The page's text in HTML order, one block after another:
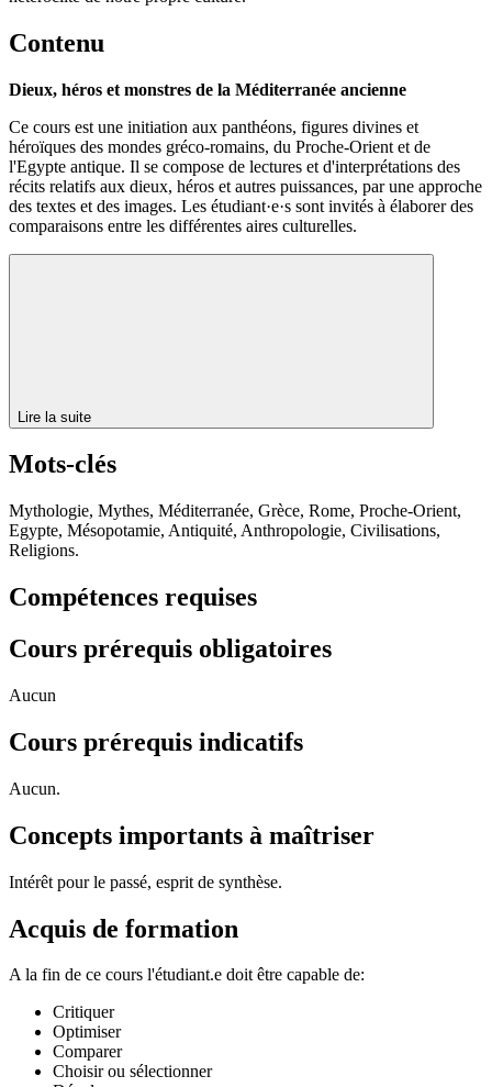
Contenu
Dieux, héros et monstres de la Méditerranée ancienne
Ce cours est une initiation aux panthéons, figures divines et
héroïques des mondes gréco-romains, du Proche-Orient et de
l'Egypte antique. Il se compose de lectures et d'interprétations des
récits relatifs aux dieux, héros et autres puissances, par une approche
des textes et des images. Les étudiant·e·s sont invités à élaborer des
comparaisons entre les différentes aires culturelles.
Lire la suite
Mots-clés
Mythologie, Mythes, Méditerranée, Grèce, Rome, Proche-Orient,
Egypte, Mésopotamie, Antiquité, Anthropologie, Civilisations,
Religions.
Compétences requises
Cours prérequis obligatoires
Aucun
Cours prérequis indicatifs
Aucun.
Concepts importants à maîtriser
Intérêt pour le passé, esprit de synthèse.
Acquis de formation
A la fin de ce cours l'étudiant.e doit être capable de:
Critiquer
Optimiser
Comparer
Choisir ou sélectionner